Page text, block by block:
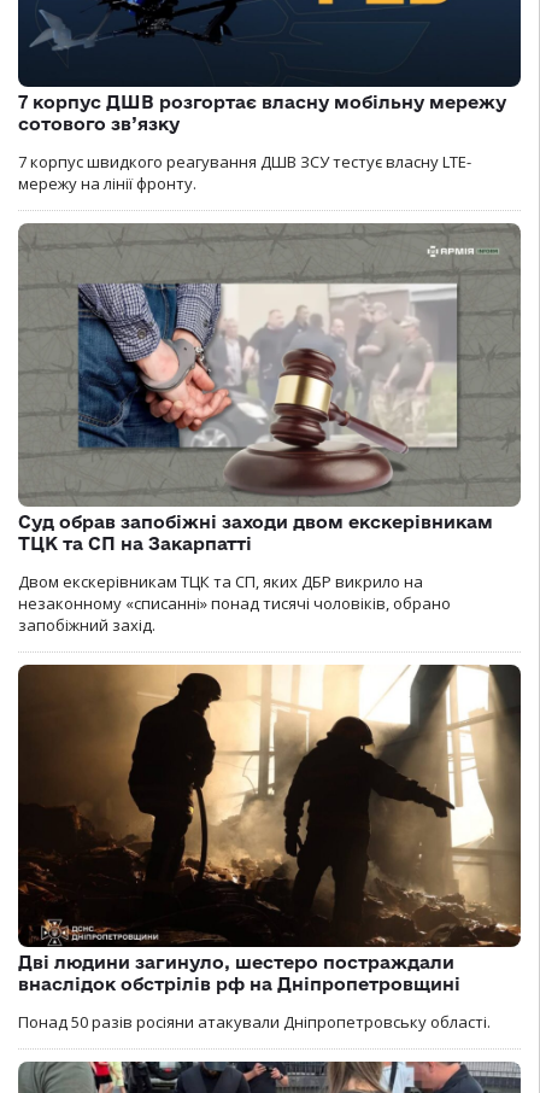
7 корпус ДШВ розгортає власну мобільну мережу
сотового зв’язку
7 корпус швидкого реагування ДШВ ЗСУ тестує власну LTE-
мережу на лінії фронту.
Суд обрав запобіжні заходи двом екскерівникам
ТЦК та СП на Закарпатті
Двом екскерівникам ТЦК та СП, яких ДБР викрило на
незаконному «списанні» понад тисячі чоловіків, обрано
запобіжний захід.
Дві людини загинуло, шестеро постраждали
внаслідок обстрілів рф на Дніпропетровщині
Понад 50 разів росіяни атакували Дніпропетровську області.